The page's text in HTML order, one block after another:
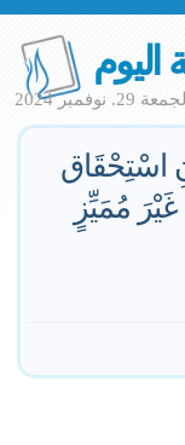
اليوم
الجمعة 29. نوفمبر 2024
اسْتِحْقَاق
مُمَيِّزٍ